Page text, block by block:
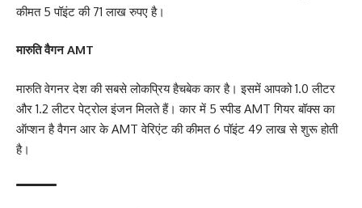
कीमत 5 पॉइंट की 71 लाख रुपए है।
मारुति वैगन AMT
मारुति वेगनर देश की सबसे लोकप्रिय हैचबेक कार है। इसमें आपको 1.0 लीटर
और 1.2 लीटर पेट्रोल इंजन मिलते हैं। कार में 5 स्पीड AMT गियर बॉक्स का
ऑप्शन है वैगन आर के AMT वेरिएंट की कीमत 6 पॉइंट 49 लाख से शुरू होती
है।